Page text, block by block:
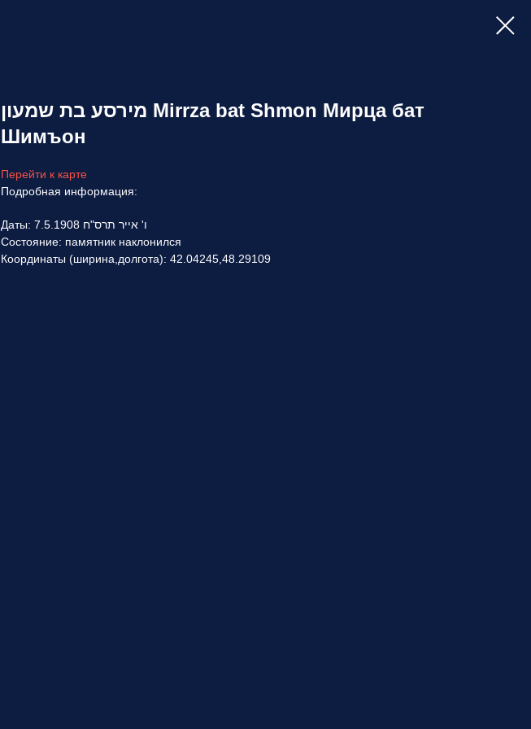
מירסע בת שמעון Mirrza bat Shmon Мирца бат
Шимъон
Перейти к карте
Подробная информация:
Даты: 7.5.1908 ו' אייר תרס"ח
Состояние: памятник наклонился
Координаты (ширина,долгота): 42.04245,48.29109